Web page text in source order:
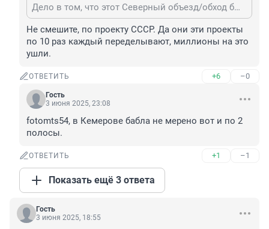
Дело в том, что этот Северный объезд/обход был запланирован ещё при СССР, я думаю и проект уже был. Сроить его начали году так в 95-96, если мне память не изменяет. Строили долго, мучительно, как обычно, с уголовными делами, без них у нас ничего не строится последние 35 лет. В общем кое как выстрадали эту куцую дорогу! Вот вам и ответ, почему она 2х полосная, ведь в СССР не было такого количества автодорожного транспорта, так как были развиты другие, более прогрессивные виды транспорта, такие как речное судоходство, малая авиация и ж/д перевозки. Электрички в каждой деревне останавливались. А теперь всё изменилось, большинство электричек отменили, малая авиация на коленях, доживает свой век, речное судоходство почило в лета!
Не смешите, по проекту СССР. Да они эти проекты
по 10 раз каждый переделывают, миллионы на это
ушли.
ОТВЕТИТЬ +6 –0
Гость
3 июня 2025, 23:08
fotomts54, в Кемерове бабла не мерено вот и по 2
полосы.
ОТВЕТИТЬ +1 –1
Показать ещё 3 ответа
Гость
3 июня 2025, 18:55